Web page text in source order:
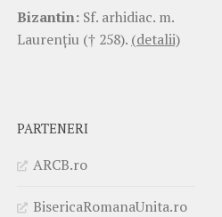
Bizantin: Sf. arhidiac. m.
Laurenţiu († 258). (detalii)
PARTENERI
ARCB.ro
BisericaRomanaUnita.ro